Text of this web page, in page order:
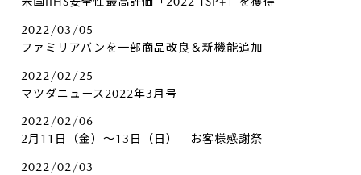
2022/03/05
ファミリアバンを一部商品改良＆新機能追加
2022/02/25
マツダニュース2022年3月号
2022/02/06
2月11日（金）～13日（日） お客様感謝祭
2022/02/03